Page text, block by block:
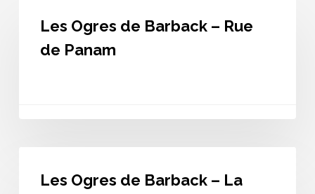
Barback
Les Ogres de Barback – Rue
de Panam
Les Ogres de Barback – La